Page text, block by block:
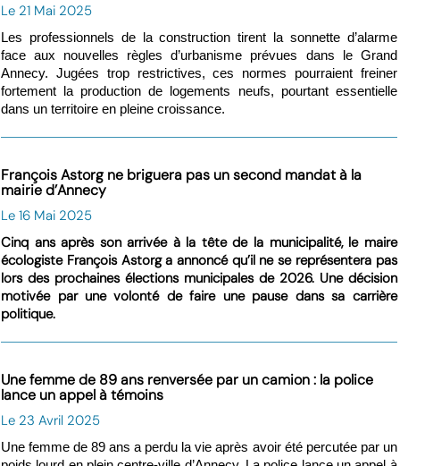
Le 21 Mai 2025
Les professionnels de la construction tirent la sonnette d’alarme
face aux nouvelles règles d’urbanisme prévues dans le Grand
Annecy. Jugées trop restrictives, ces normes pourraient freiner
fortement la production de logements neufs, pourtant essentielle
dans un territoire en pleine croissance.
François Astorg ne briguera pas un second mandat à la
mairie d’Annecy
Le 16 Mai 2025
Cinq ans après son arrivée à la tête de la municipalité, le maire
écologiste François Astorg a annoncé qu’il ne se représentera pas
lors des prochaines élections municipales de 2026. Une décision
motivée par une volonté de faire une pause dans sa carrière
politique.
Une femme de 89 ans renversée par un camion : la police
lance un appel à témoins
Le 23 Avril 2025
Une femme de 89 ans a perdu la vie après avoir été percutée par un